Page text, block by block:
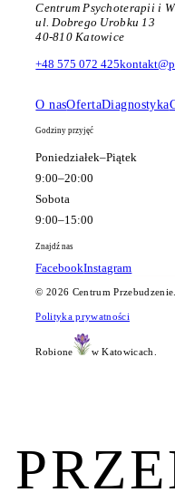
Centrum Psychoterapii i
ul. Dobrego Urobku 13
40-810 Katowice
+48 575 072 425
O nasOfertaDiagnostyka
Godziny przyjęć
Poniedziałek–Piątek
9:00–20:00
Sobota
9:00–15:00
Znajdź nas
FacebookInstagram
©2026 Centrum
Polityka prywatności
Robione w Katowicach.